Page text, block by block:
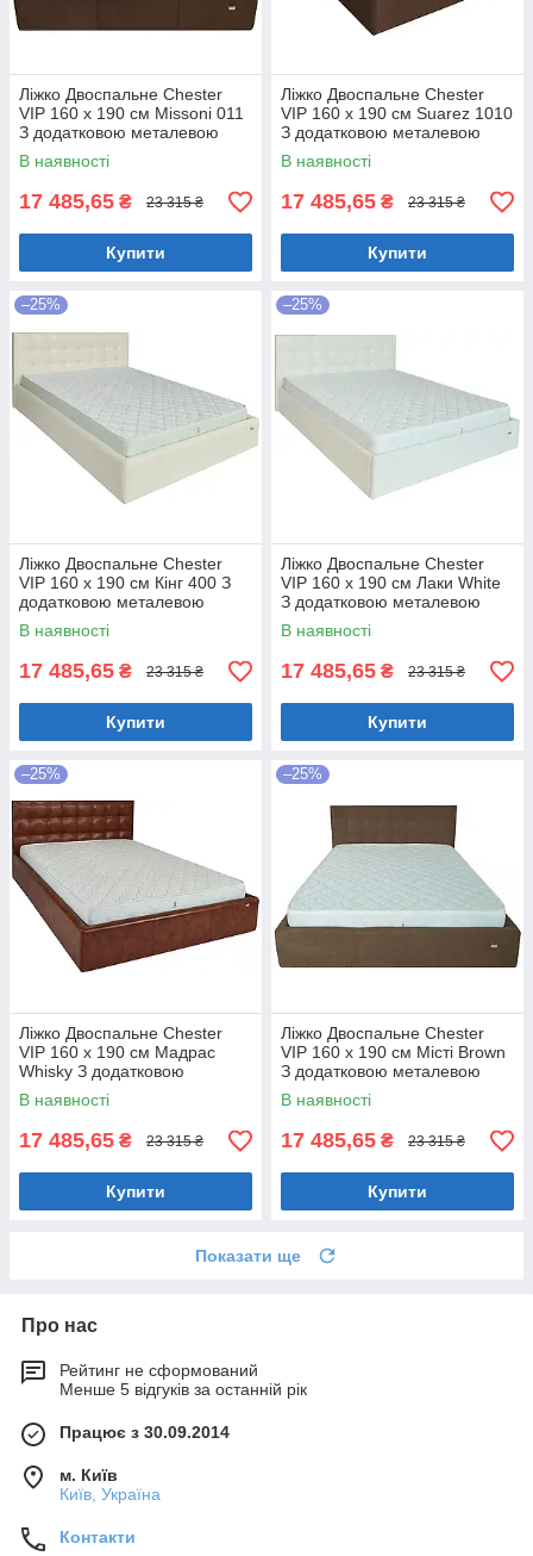
Ліжко Двоспальне Chester
VIP 160 х 190 см Missoni 011
З додатковою металевою
цільнозварною рамою
Темно-коричневий
В наявності
17 485,65 ₴ 23 315 ₴
Купити
Ліжко Двоспальне Chester
VIP 160 х 190 см Suarez 1010
З додатковою металевою
цільнозварною рамою
Коричневий
В наявності
17 485,65 ₴ 23 315 ₴
Купити
–25%
Ліжко Двоспальне Chester
VIP 160 х 190 см Кінг 400 З
додатковою металевою
цільнозварною рамою C1
Білий
В наявності
17 485,65 ₴ 23 315 ₴
Купити
–25%
Ліжко Двоспальне Chester
VIP 160 х 190 см Лаки White
З додатковою металевою
цільнозварною рамою Білий
В наявності
17 485,65 ₴ 23 315 ₴
Купити
–25%
Ліжко Двоспальне Chester
VIP 160 х 190 см Мадрас
Whisky З додатковою
металевою цільнозварною
рамою Коричневий
В наявності
17 485,65 ₴ 23 315 ₴
Купити
–25%
Ліжко Двоспальне Chester
VIP 160 х 190 см Місті Brown
З додатковою металевою
цільнозварною рамою
Коричневий
В наявності
17 485,65 ₴ 23 315 ₴
Купити
Показати ще
Про нас
Рейтинг не сформований
Менше 5 відгуків за останній рік
Працює з 30.09.2014
м. Київ
Київ, Україна
Контакти